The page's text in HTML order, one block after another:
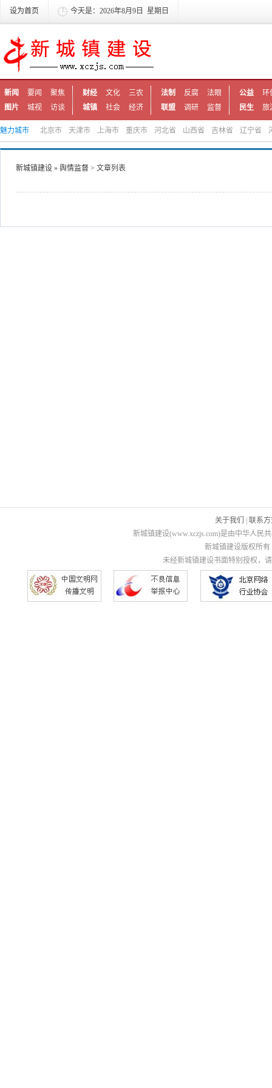
设为首页 今天是：2026年8月9日 星期日
新闻 要闻
聚焦
图片
城视 访谈
财经 文化
三农
城镇
社会 经济
法制 反腐
法眼
联盟
调研 监督
公益
环
民生
旅
魅力城市 北京市 天津市 上海市 重庆市 河北省 山西省 吉林省 辽宁省
新城镇建设 » 舆情监督 > 文章列表
关于我们
联系
新城镇建设(www.xczjs.com)是由中华人民
新城镇建设版权所有
未经新城镇建设书面特别授权，